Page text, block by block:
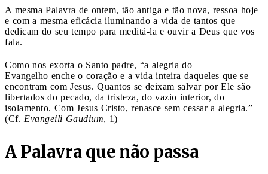
A mesma Palavra de ontem, tão antiga e tão nova, ressoa hoje
e com a mesma eficácia iluminando a vida de tantos que
dedicam do seu tempo para meditá-la e ouvir a Deus que vos
fala.
Como nos exorta o Santo padre, “a alegria do
Evangelho enche o coração e a vida inteira daqueles que se
encontram com Jesus. Quantos se deixam salvar por Ele são
libertados do pecado, da tristeza, do vazio interior, do
isolamento. Com Jesus Cristo, renasce sem cessar a alegria.”
(Cf. Evangeili Gaudium, 1)
A Palavra que não passa